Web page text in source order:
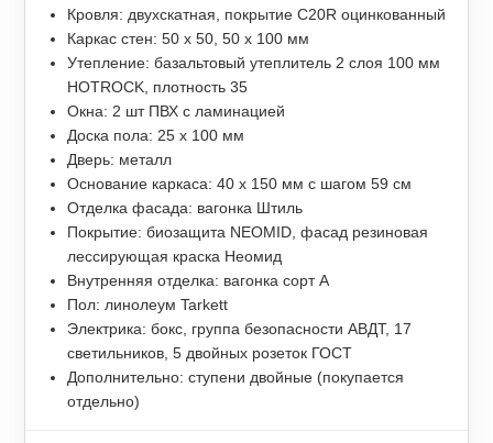
Кровля: двухскатная, покрытие С20R оцинкованный
Каркас стен: 50 х 50, 50 х 100 мм
Утепление: базальтовый утеплитель 2 слоя 100 мм
HOTROCK, плотность 35
Окна: 2 шт ПВХ с ламинацией
Доска пола: 25 х 100 мм
Дверь: металл
Основание каркаса: 40 х 150 мм с шагом 59 см
Отделка фасада: вагонка Штиль
Покрытие: биозащита NEOMID, фасад резиновая
лессирующая краска Неомид
Внутренняя отделка: вагонка сорт А
Пол: линолеум Tarkett
Электрика: бокс, группа безопасности АВДТ, 17
светильников, 5 двойных розеток ГОСТ
Дополнительно: ступени двойные (покупается
отдельно)